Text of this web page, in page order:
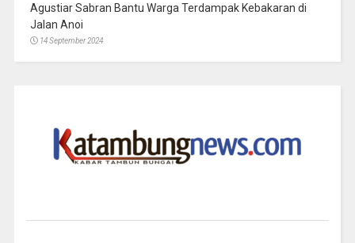
Agustiar Sabran Bantu Warga Terdampak Kebakaran di
Jalan Anoi
14 September 2024